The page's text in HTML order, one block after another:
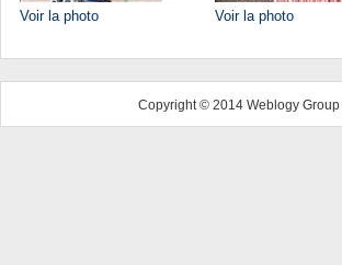
Voir la photo Voir la photo
Copyright © 2014 Weblogy